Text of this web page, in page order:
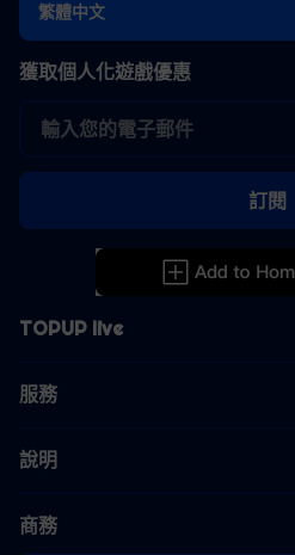
繁體中文
TOPUP live
服務
說明
商務
獲取個人化遊戲優惠
訂閱